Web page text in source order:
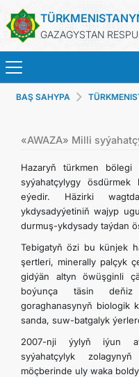
GAZAGYSTAN
BAŞ SAHYPA
«AWAZA» Milli
Hazaryň türkmen
syýahatçylygy
eýedir. Häzirki
ykdysadyýetiniň wajyp
durmuş-ykdysady taýdan
Tebigatyň özi bu künjek
şertleri, minerally palçyk
gidýän altyn öwüşginli
boýunça täsin
goraghanasynyň biologik
sanda, suw-batgalyk
2007-nji ýylyň iýun
syýahatçylyk
möçberinde uly waka